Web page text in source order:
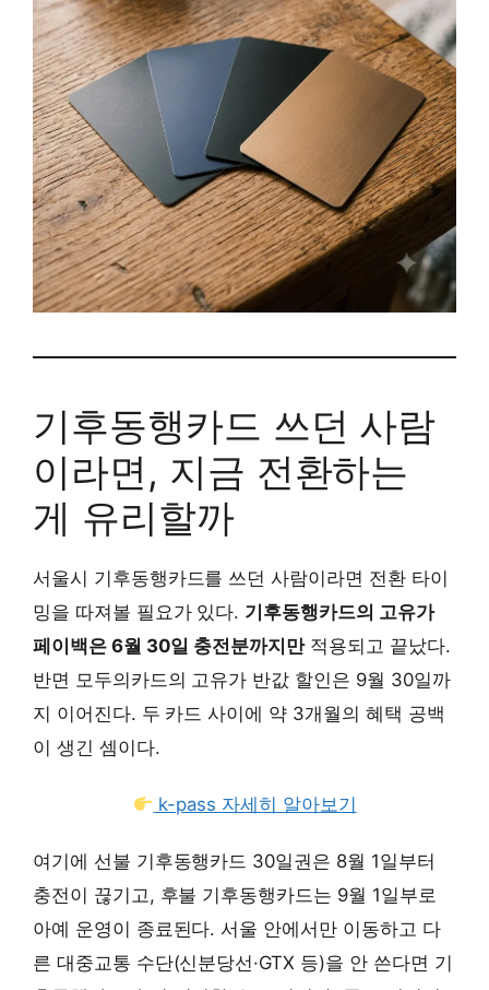
기후동행카드 쓰던 사람
이라면, 지금 전환하는
게 유리할까
서울시 기후동행카드를 쓰던 사람이라면 전환 타이
밍을 따져볼 필요가 있다. 기후동행카드의 고유가
페이백은 6월 30일 충전분까지만적용되고 끝났다.
반면 모두의카드의 고유가 반값 할인은 9월 30일까
지 이어진다. 두 카드 사이에 약 3개월의 혜택 공백
이 생긴 셈이다.
k-pass 자세히 알아보기
여기에 선불 기후동행카드 30일권은 8월 1일부터
충전이 끊기고, 후불 기후동행카드는 9월 1일부로
아예 운영이 종료된다. 서울 안에서만 이동하고 다
른 대중교통 수단(신분당선·GTX 등)을 안 쓴다면 기